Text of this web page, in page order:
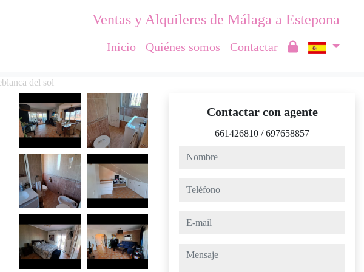
Ventas y Alquileres de Málaga a Estepona
Inicio Quiénes somos Contactar
del sol
Contactar con agente
661426810 /697658857
nombre
teléfono
e-mail
mensaje